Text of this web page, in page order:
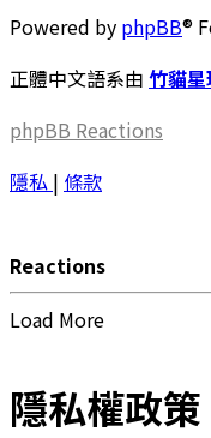
Powered by phpBB®
正體中文語系由 竹貓
phpBB Reactions
隱私 | 條款
Reactions
Load More
隱私權政策